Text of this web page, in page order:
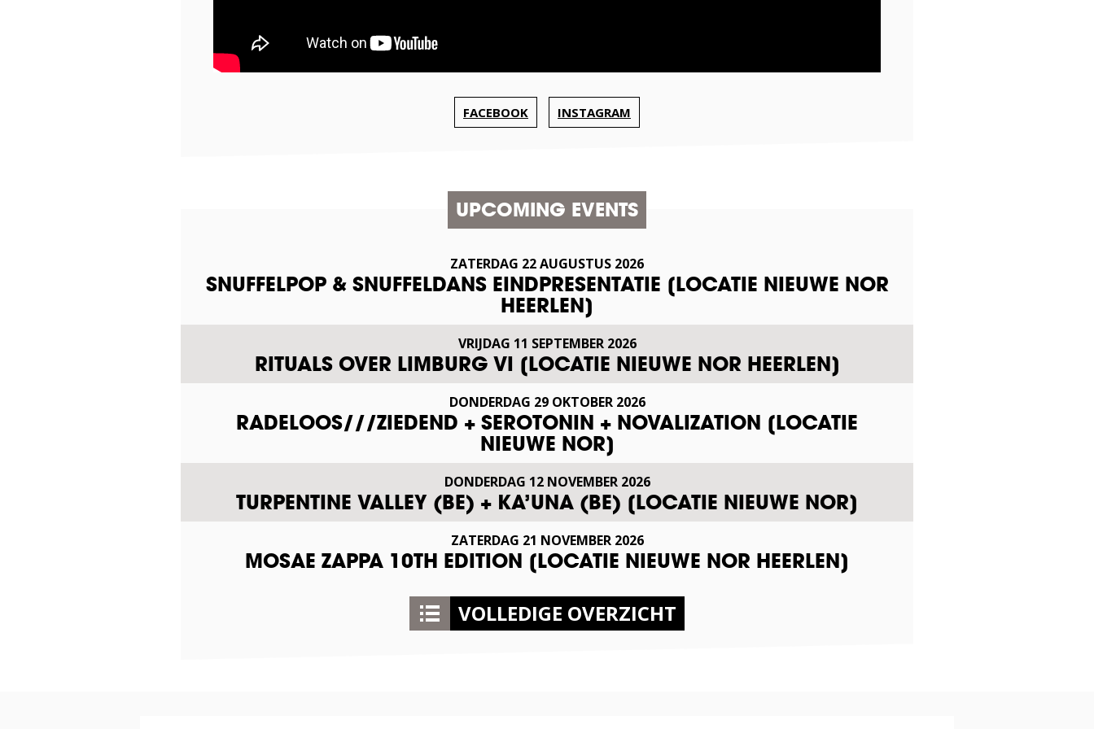
FACEBOOK INSTAGRAM
UPCOMING EVENTS
ZATERDAG 22AUGUSTUS 2026
SNUFFELPOP & SNUFFELDANS EINDPRESENTATIE [LOCATIE NIEUWE NOR
HEERLEN]
VRIJDAG 11 SEPTEMBER 2026
RITUALS OVER LIMBURG VI [LOCATIE NIEUWE NOR HEERLEN]
DONDERDAG 29 OKTOBER 2026
RADELOOS///ZIEDEND + SEROTONIN + NOVALIZATION [LOCATIE
NIEUWE NOR]
DONDERDAG 12 NOVEMBER 2026
TURPENTINE VALLEY (BE) + KA’UNA (BE) [LOCATIE NIEUWE NOR]
ZATERDAG 21 NOVEMBER 2026
MOSAE ZAPPA 10TH EDITION [LOCATIE NIEUWE NOR HEERLEN]
VOLLEDIGE OVERZICHT